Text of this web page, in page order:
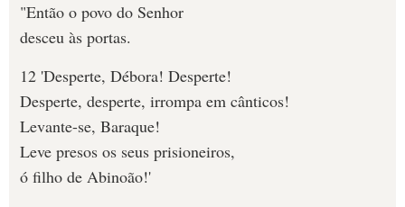
"Então o povo do Senhor
desceu às portas.
12 'Desperte, Débora! Desperte!
Desperte, desperte, irrompa em cânticos!
Levante-se, Baraque!
Leve presos os seus prisioneiros,
ó filho de Abinoão!'